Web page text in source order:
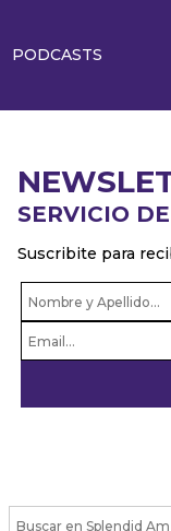
PODCASTS
SERVICIO
Suscribite para